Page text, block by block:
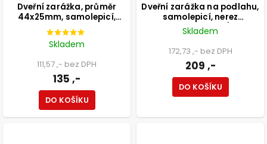
Dveřní zarážka, průměr
44x25mm, samolepicí,
nerez
Skladem
111,57 ,- bez DPH
135 ,-
DO KOŠÍKU
Dveřní zarážka na podlahu,
samolepicí, nerez
kartáčovaná, sklo/černá
Skladem
172,73 ,- bez DPH
209 ,-
DO KOŠÍKU